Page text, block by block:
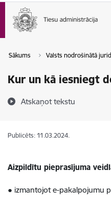
Sākums Valsts nodrošinātā
Kur un kā iesniegt
Atskaņot tekstu
Publicēts: 11.03.2024.
Aizpildītu pieprasījuma
● izmantojot e-pakalpojumu